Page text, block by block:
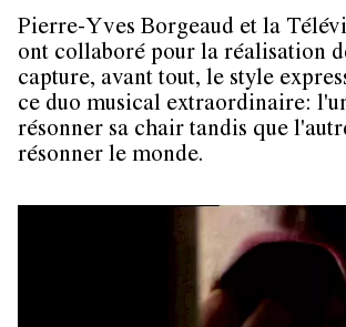
Pierre-Yves Borgeaud et la
ont collaboré pour la réalisation
capture, avant tout, le style
ce duo musical extraordinaire:
résonner sa chair tandis que
résonner le monde.